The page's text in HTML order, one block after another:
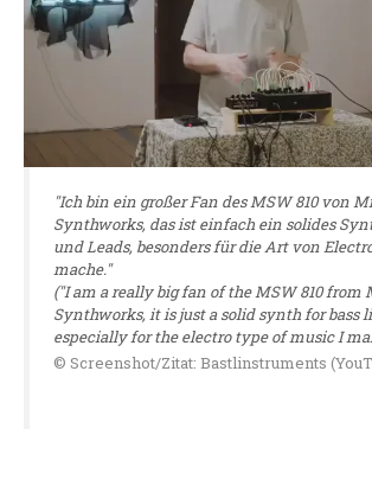
"Ich bin ein großer Fan des MSW 810 von
Synthworks, das ist einfach ein solides
und Leads, besonders für die Art von
mache."
("I am a really big fan of the MSW 810 from
Synthworks, it is just a solid synth for bass
especially for the electro type of music I
© Screenshot/Zitat: Bastlinstruments